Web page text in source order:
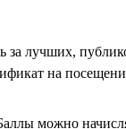
лучших,
на
можно